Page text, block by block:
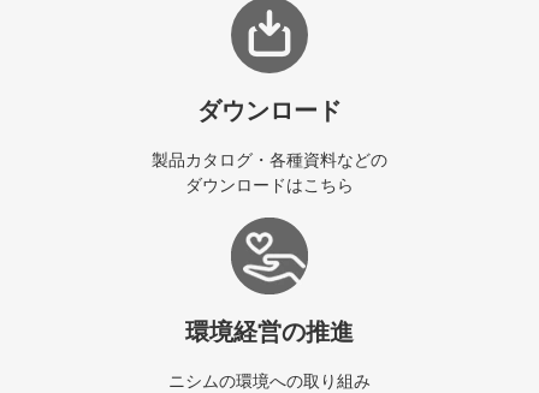
ダウンロード
製品カタログ・各種資料などの
ダウンロードはこちら
環境経営の推進
ニシムの環境への取り組み